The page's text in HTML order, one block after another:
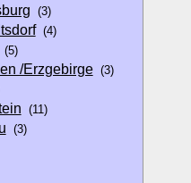
(3)
(4)
(5)
/Erzgebirge (3)
(11)
(3)